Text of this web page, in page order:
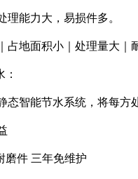
理能力大，易损件多。
地面积小｜处理量大｜
智能节水系统，将每方处
件 三年免维护